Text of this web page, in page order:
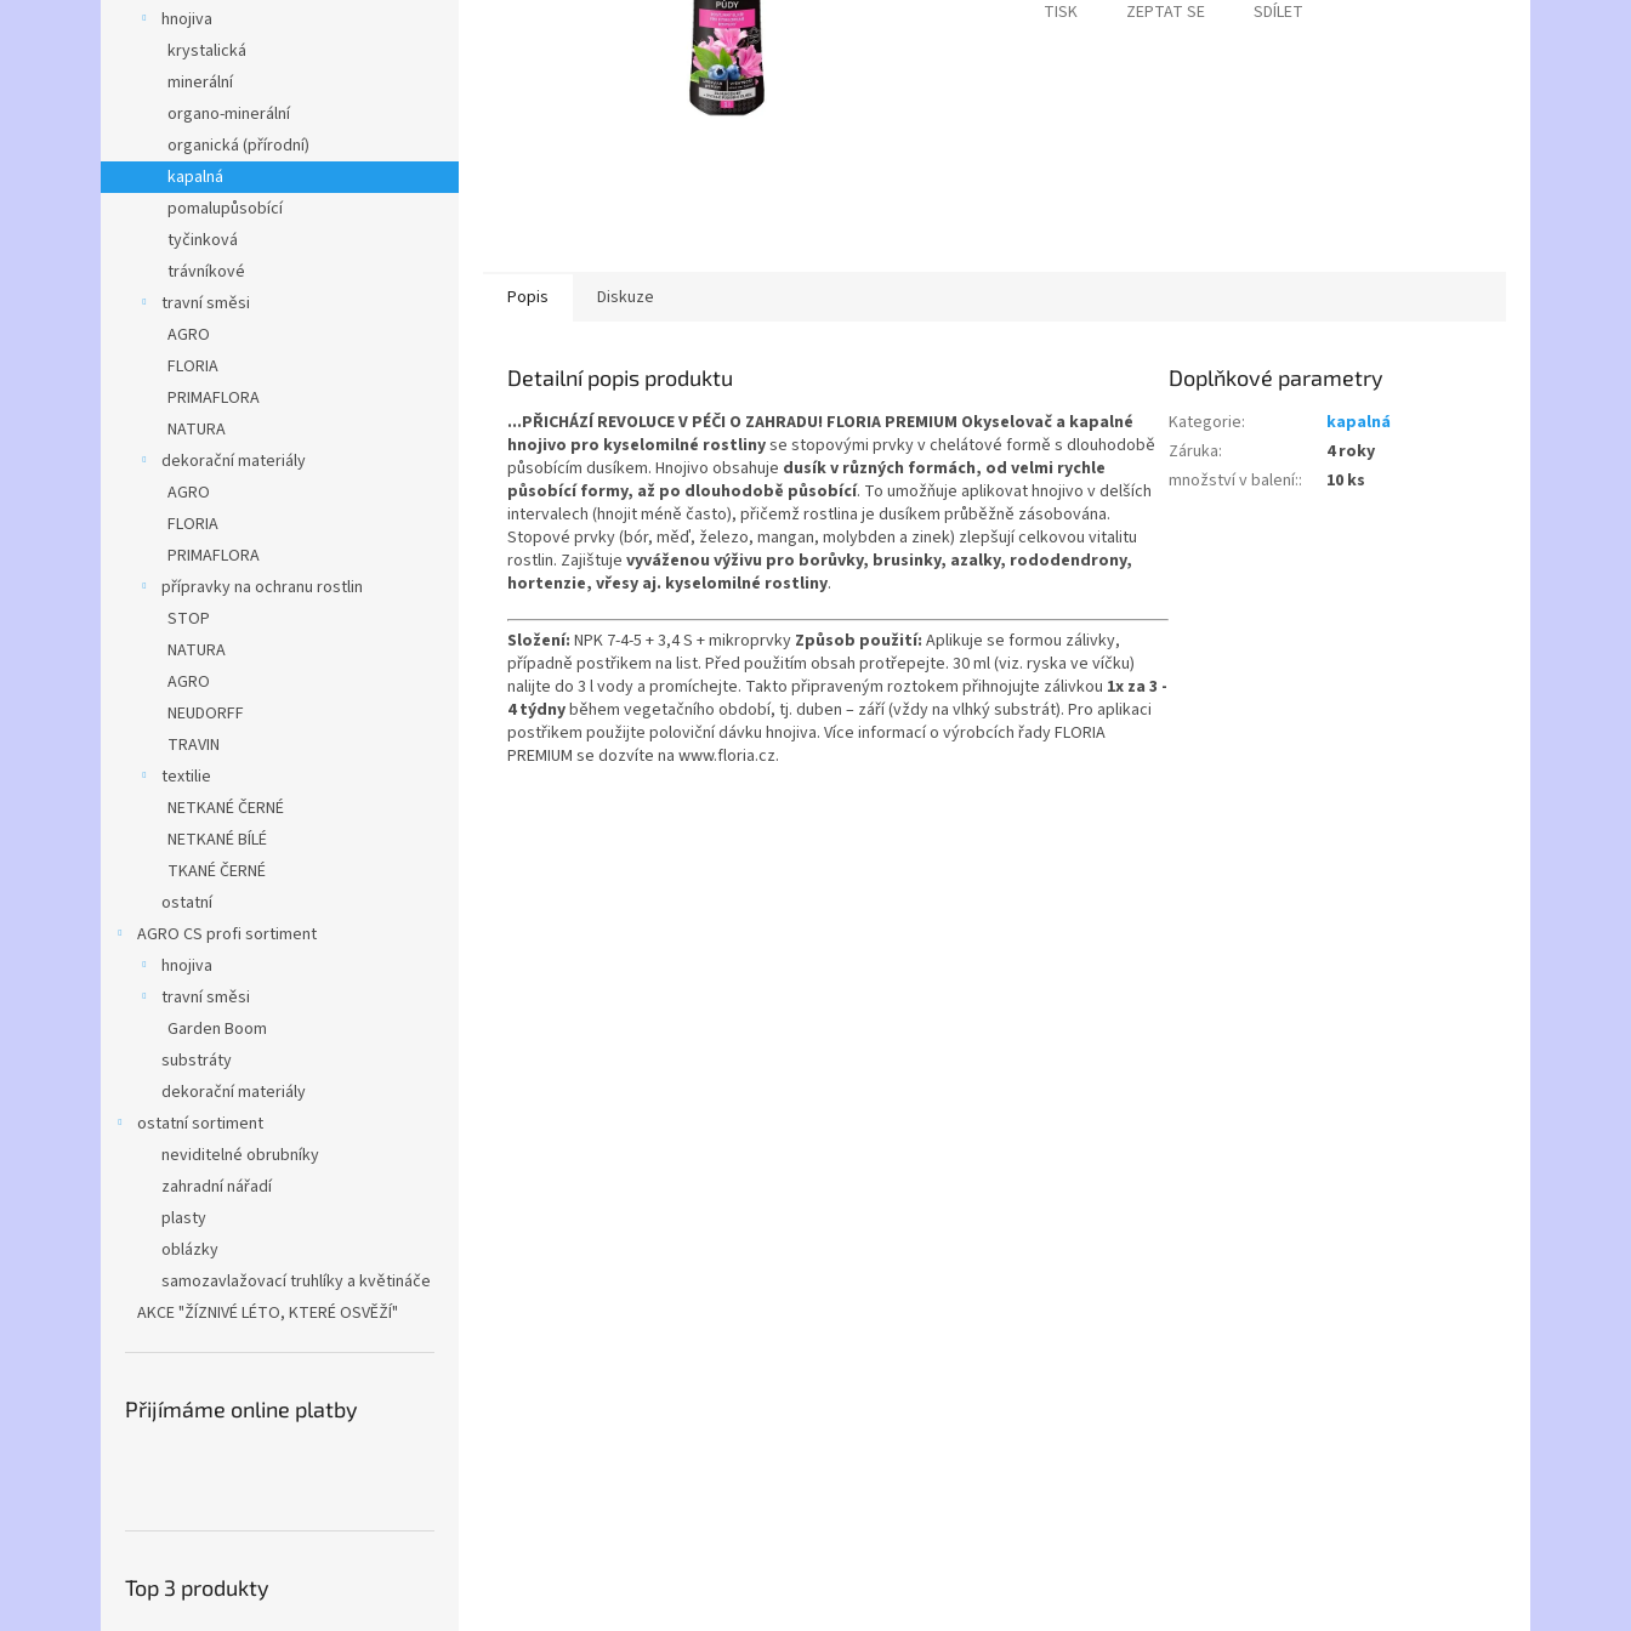
hnojiva
krystalická
minerální
organo-minerální
organická (přírodní)
kapalná
pomalupůsobící
tyčinková
trávníkové
travní směsi
AGRO
FLORIA
PRIMAFLORA
NATURA
dekorační materiály
AGRO
FLORIA
PRIMAFLORA
přípravky na ochranu rostlin
STOP
NATURA
AGRO
NEUDORFF
TRAVIN
textilie
NETKANÉ ČERNÉ
NETKANÉ BÍLÉ
TKANÉ ČERNÉ
ostatní
AGRO CS profi sortiment
hnojiva
travní směsi
Garden Boom
substráty
dekorační materiály
ostatní sortiment
neviditelné obrubníky
zahradní nářadí
plasty
oblázky
samozavlažovací truhlíky a květináče
AKCE "ŽÍZNIVÉ LÉTO, KTERÉ OSVĚŽÍ"
Přijímáme online platby
Top 3 produkty
TISK ZEPTAT SE SDÍLET
Popis Diskuze
Detailní popis produktu
...PŘICHÁZÍ REVOLUCE V PÉČI O ZAHRADU! FLORIA PREMIUM Okyselovač a kapalné
hnojivo pro kyselomilné rostlinyse stopovými prvky v chelátové formě s dlouhodobě
působícím dusíkem. Hnojivo obsahuje dusík v různých formách, od velmi rychle
působící formy, až po dlouhodobě působící. To umožňuje aplikovat hnojivo v delších
intervalech (hnojit méně často), přičemž rostlina je dusíkem průběžně zásobována.
Stopové prvky (bór, měď, železo, mangan, molybden a zinek) zlepšují celkovou vitalitu
rostlin. Zajištuje vyváženou výživu pro borůvky, brusinky, azalky, rododendrony,
hortenzie, vřesy aj. kyselomilné rostliny.
Složení: NPK 7-4-5 + 3,4 S + mikroprvky Způsob použití: Aplikuje se formou zálivky,
případně postřikem na list. Před použitím obsah protřepejte. 30 ml (viz. ryska ve víčku)
nalijte do 3 l vody a promíchejte. Takto připraveným roztokem přihnojujte zálivkou 1x za 3 -
4 týdnyběhem vegetačního období, tj. duben – září (vždy na vlhký substrát). Pro aplikaci
postřikem použijte poloviční dávku hnojiva. Více informací o výrobcích řady FLORIA
PREMIUM se dozvíte na www.floria.cz.
Doplňkové parametry
Kategorie:
kapalná
Záruka:
4 roky
množství v balení:: 10 ks